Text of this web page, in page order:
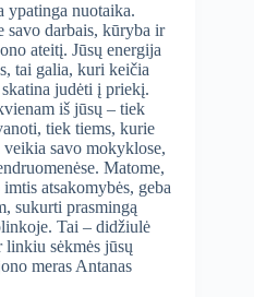
ypatinga nuotaika.
savo darbais, kūryba ir
ateitį. Jūsų energija
tai galia, kuri keičia
judėti į priekį.
iš jūsų – tiek
tiek tiems, kurie
savo mokyklose,
Matome,
atsakomybės, geba
sukurti prasmingą
Tai – didžiulė
sėkmės jūsų
meras Antanas